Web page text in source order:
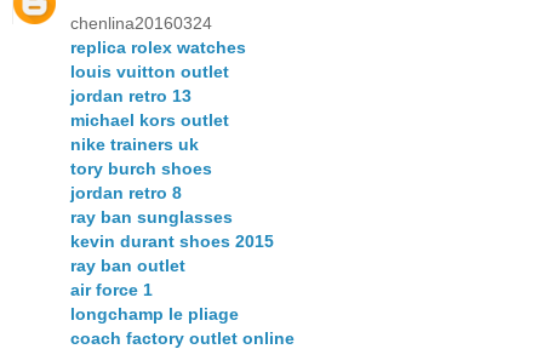
chenlina20160324
replica rolex watches
louis vuitton outlet
jordan retro 13
michael kors outlet
nike trainers uk
tory burch shoes
jordan retro 8
ray ban sunglasses
kevin durant shoes 2015
ray ban outlet
air force 1
longchamp le pliage
coach factory outlet online